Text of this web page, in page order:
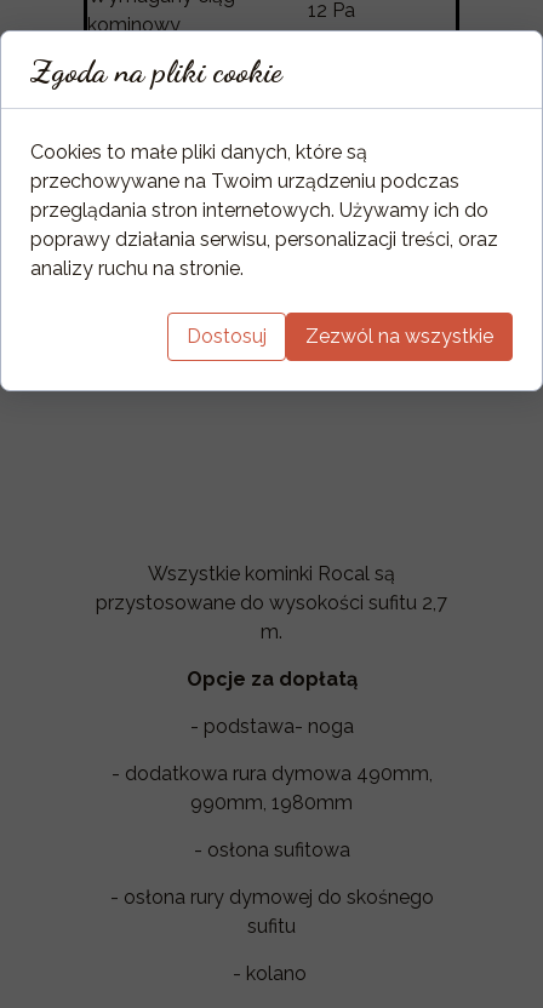
Wszystkie kominki Rocal są
przystosowane do wysokości sufitu 2,7
m.
Opcje za dopłatą
- podstawa- noga
- dodatkowa rura dymowa 490mm,
990mm, 1980mm
- osłona sufitowa
- osłona rury dymowej do skośnego
sufitu
- kolano
kominowy
12 Pa
Waga
Emisja CO w spalinach
(przy 13% O2)
Emisja NOx w spalinach
(przy 13% O2)
99 mg/Nm3
Emisje OGC w spalinach
(przy 13% O2)
67 mg/Nm3
Pył w spalinach (przy
13% O2)
Zgoda na pliki cookie
Cookies to małe pliki danych, które są
przechowywane na Twoim urządzeniu podczas
przeglądania stron internetowych. Używamy ich do
poprawy działania serwisu, personalizacji treści, oraz
analizy ruchu na stronie.
Dostosuj Zezwól na wszystkie